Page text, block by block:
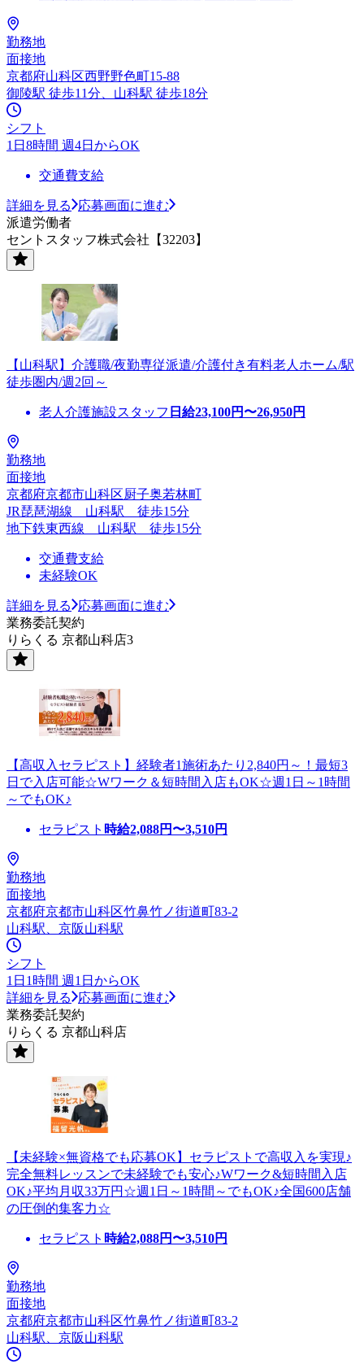
勤務地
面接地
京都府山科区西野野色町15-88
御陵駅 徒歩11分、山科駅 徒歩18分
シフト
1日8時間 週4日からOK
交通費支給
詳細を見る
応募画面に進む
派遣労働者
セントスタッフ株式会社【32203】
【山科駅】介護職/夜勤専従派遣/介護付き有料老人ホーム/駅
徒歩圏内/週2回～
老人介護施設スタッフ 日給23,100円〜26,950円
勤務地
面接地
京都府京都市山科区厨子奥若林町
JR琵琶湖線 山科駅 徒歩15分
地下鉄東西線 山科駅 徒歩15分
交通費支給
未経験OK
詳細を見る
応募画面に進む
業務委託契約
りらくる 京都山科店3
【高収入セラピスト】経験者1施術あたり2,840円～！最短3
日で入店可能☆Wワーク＆短時間入店もOK☆週1日～1時間
～でもOK♪
セラピスト 時給2,088円〜3,510円
勤務地
面接地
京都府京都市山科区竹鼻竹ノ街道町83-2
山科駅、京阪山科駅
シフト
1日1時間 週1日からOK
詳細を見る
応募画面に進む
業務委託契約
りらくる 京都山科店
【未経験×無資格でも応募OK】セラピストで高収入を実現♪
完全無料レッスンで未経験でも安心♪Wワーク&短時間入店
OK♪平均月収33万円☆週1日～1時間～でもOK♪全国600店舗
の圧倒的集客力☆
セラピスト 時給2,088円〜3,510円
勤務地
面接地
京都府京都市山科区竹鼻竹ノ街道町83-2
山科駅、京阪山科駅